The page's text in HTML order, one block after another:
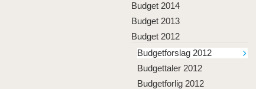
Budget 2014
Budget 2013
Budget 2012
Budgetforslag 2012
Budgettaler 2012
Budgetforlig 2012